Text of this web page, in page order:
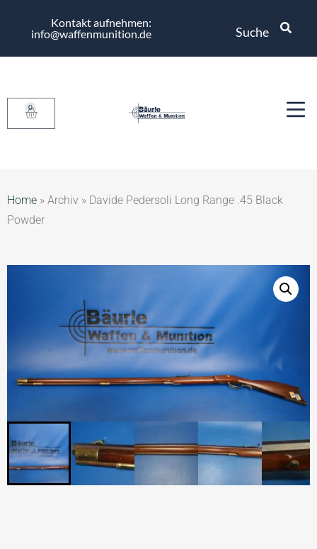
Kontakt aufnehmen:
info@waffenmunition.de
Suche
0
Home » Archiv » Davide Pedersoli Long Range .45 Black
Powder